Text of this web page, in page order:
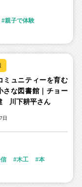
親子で体験
ミュニティーを育む
さな図書館｜チョー
川下耕平さん
日
木工 本